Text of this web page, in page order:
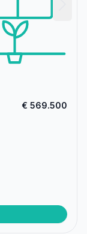
€ 569.500